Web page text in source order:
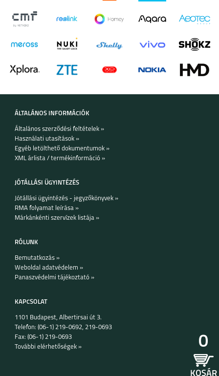
IPHONE 17 IPHONE 16E IPHONE 16 PRO MAX
IPHONE 16 PLUS IPHONE 16 PRO
IPHONE 15 PRO MAX
IPHONE 15 IPHONE 14 PRO MAX
ÁLTALÁNOS INFORMÁCIÓK
Általános szerződési feltételek »
Használati utasítások »
Egyéb letölthető dokumentumok »
XML árlista / termékinformáció »
JÓTÁLLÁSI ÜGYINTÉZÉS
Jótállási ügyintézés - jegyzőkönyvek »
RMA folyamat leírása »
Márkánkénti szervízek listája »
RÓLUNK
Bemutatkozás »
Weboldal adatvédelem »
Panaszvédelmi tájékoztató »
KAPCSOLAT
1101 Budapest, Albertirsai út 3.
Telefon: (06-1) 219-0692, 219-0693
Fax: (06-1) 219-0693
További elérhetőségek »
0
KOSÁR